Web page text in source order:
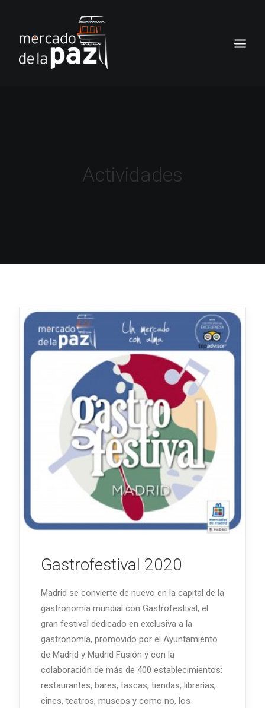
Actividades
Gastrofestival 2020
Madrid se convierte de nuevo en la capital de la
gastronomía mundial con Gastrofestival, el
gran festival dedicado en exclusiva a la
gastronomía, promovido por el Ayuntamiento
de Madrid y Madrid Fusión y con la
colaboración de más de 400 establecimientos:
restaurantes, bares, tascas, tiendas, librerías,
cines, teatros, museos y como no, los